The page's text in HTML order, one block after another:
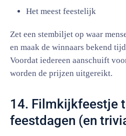
Het meest feestelijk
Zet een stembiljet op waar
en maak de winnaars bekend
Voordat iedereen aanschuift
worden de prijzen uitgereikt.
14. Filmkijkfeestje
feestdagen (en